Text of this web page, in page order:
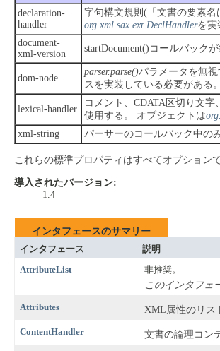
declaration-
handler
字句構文規則(「文書の要素
org.xml.sax.ext.DeclHandlerを実
document-
xml-version
startDocument()コールバック
dom-node
parser.parse()パラメータを無
スを実装している必要がある。
lexical-handler
コメント、CDATA区切り文
使用する。
オブジェクトは
xml-string
パーサーのコールバック中の
これらの標準プロパティはすべてオプションで
導入されたバージョン:
1.4
インタフェースのサマリー
インタフェース
説明
AttributeList
非推奨。
このインタフェ
Attributes XML属性のリス
ContentHandler 文書の論理コン